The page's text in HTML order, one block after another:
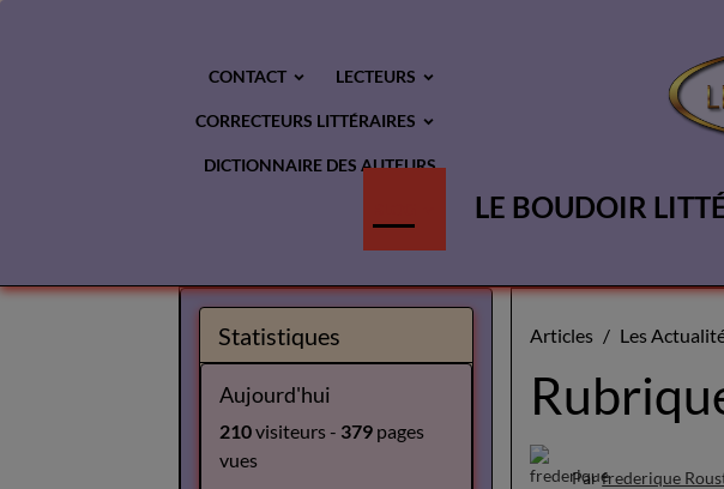
CONTACT LECTEURS
CORRECTEURS LITTÉRAIRES
DICTIONNAIRE DES AUTEURS
LE BOUDOIR
Articles Les
Parfrederique
Statistiques
Aujourd'hui
210visiteurs - 379 pages
vues